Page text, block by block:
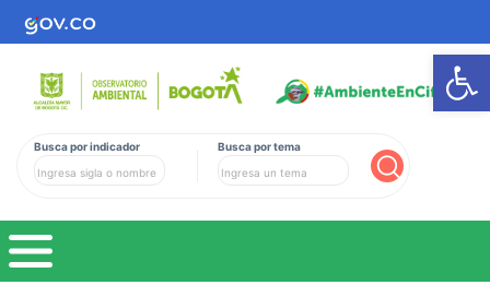
Busca por indicador Busca por tema